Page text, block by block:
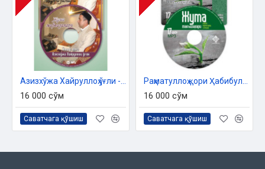
16 000 сўм
Саватчага қўшиш
16 000 сўм
Саватчага қўшиш